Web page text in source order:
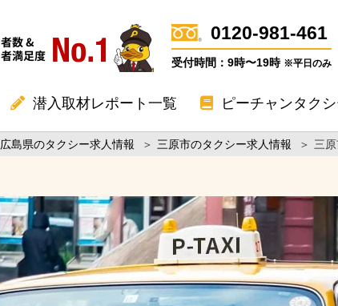
0120-981-461
受付時間：9時〜19時 ※平日のみ
潜入取材レポート一覧 ピーチャンタク
広島県のタクシー求人情報 ＞ 三原市のタクシー求人情報 ＞ 三